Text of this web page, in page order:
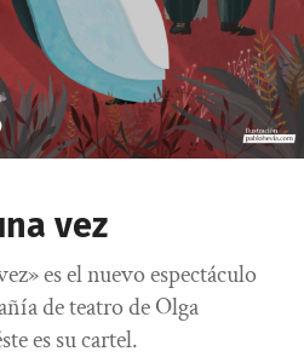
vez
es el nuevo espectáculo
de teatro de Olga
es su cartel.